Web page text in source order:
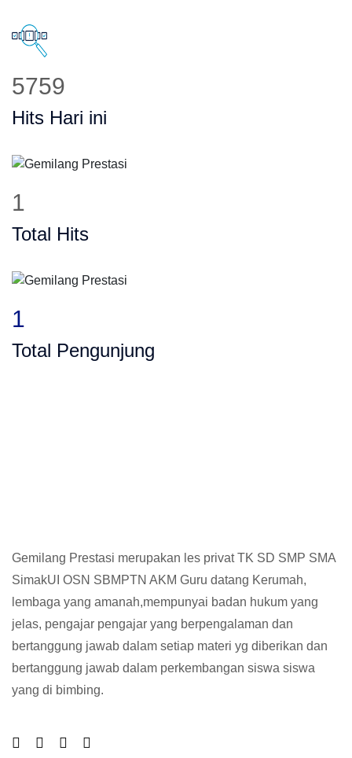
5759
Hits Hari ini
1
Total Hits
1
Total Pengunjung
Gemilang Prestasi merupakan les privat TK SD SMP SMA
SimakUI OSN SBMPTN AKM Guru datang Kerumah,
lembaga yang amanah,mempunyai badan hukum yang
jelas, pengajar pengajar yang berpengalaman dan
bertanggung jawab dalam setiap materi yg diberikan dan
bertanggung jawab dalam perkembangan siswa siswa
yang di bimbing.